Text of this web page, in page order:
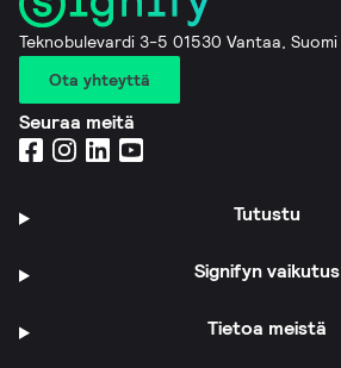
Teknobulevardi 3-5 01530 Vantaa, Suomi
Ota yhteyttä
Seuraa meitä
Tutustu
Signifyn vaikutus
Tietoa meistä